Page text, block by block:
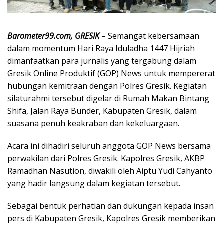
Barometer99.com, GRESIK– Semangat kebersamaan
dalam momentum Hari Raya Iduladha 1447 Hijriah
dimanfaatkan para jurnalis yang tergabung dalam
Gresik Online Produktif (GOP) News untuk mempererat
hubungan kemitraan dengan Polres Gresik. Kegiatan
silaturahmi tersebut digelar di Rumah Makan Bintang
Shifa, Jalan Raya Bunder, Kabupaten Gresik, dalam
suasana penuh keakraban dan kekeluargaan.
Acara ini dihadiri seluruh anggota GOP News bersama
perwakilan dari Polres Gresik. Kapolres Gresik, AKBP
Ramadhan Nasution, diwakili oleh Aiptu Yudi Cahyanto
yang hadir langsung dalam kegiatan tersebut.
Sebagai bentuk perhatian dan dukungan kepada insan
pers di Kabupaten Gresik, Kapolres Gresik memberikan